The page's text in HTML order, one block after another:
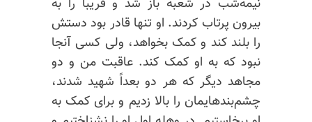
نیمه‌شب در شعبه باز شد و فریبا را به
بیرون پرتاب کردند. او تنها قادر بود دستش
را بلند کند و کمک بخواهد، ولی کسی آنجا
نبود که به او کمک کند. عاقبت من و دو
مجاهد دیگر که هر دو بعداً شهید شدند،
چشم‌بندهایمان را بالا زدیم و برای کمک به